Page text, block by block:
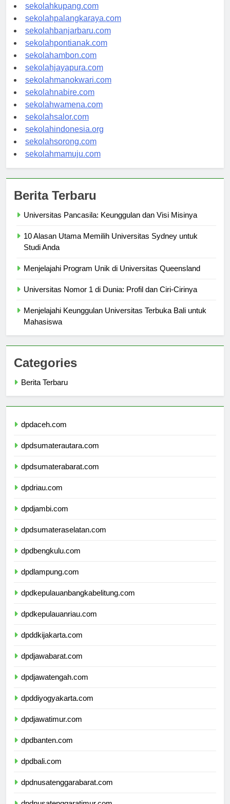
sekolahmanado.com
sekolahkupang.com
sekolahpalangkaraya.com
sekolahbanjarbaru.com
sekolahpontianak.com
sekolahambon.com
sekolahjayapura.com
sekolahmanokwari.com
sekolahnabire.com
sekolahwamena.com
sekolahsalor.com
sekolahindonesia.org
sekolahsorong.com
10 Alasan Utama Memilih Universitas Sydney untuk
Menjelajahi Keunggulan Universitas Terbuka Bali untuk
Categories